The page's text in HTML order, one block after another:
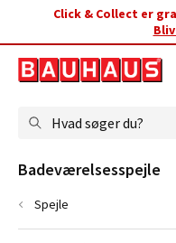
Click & Collect er
Hvad søger du?
Badeværelsesspejle
Spejle